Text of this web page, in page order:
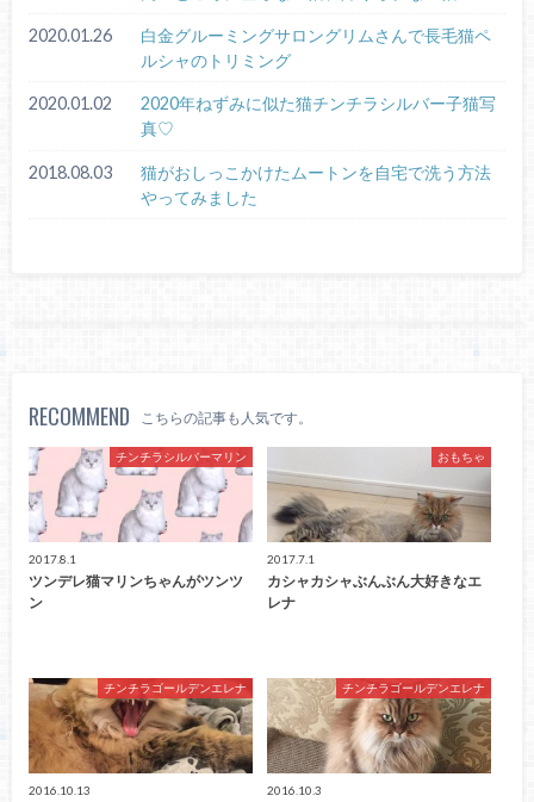
2020.01.26
白金グルーミングサロングリムさんで長毛猫ペ
ルシャのトリミング
2020.01.02
2020年ねずみに似た猫チンチラシルバー子猫写
真♡
2018.08.03
猫がおしっこかけたムートンを自宅で洗う方法
やってみました
RECOMMEND こちらの記事も人気です。
チンチラシルバーマリン
2017.8.1
ツンデレ猫マリンちゃんがツンツ
ン
おもちゃ
2017.7.1
カシャカシャぶんぶん大好きなエ
レナ
チンチラゴールデンエレナ
2016.10.13
チンチラゴールデンエレナ
2016.10.3